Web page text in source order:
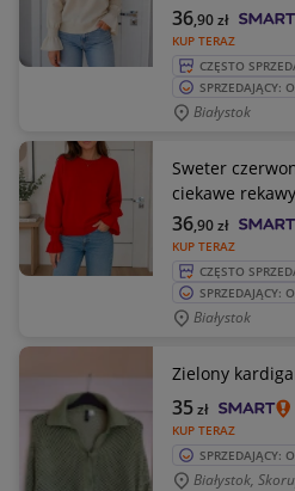
KUP TERAZ
36,90zł
CZĘSTO
SPRZEDAJĄCY:
Białystok
Sweter
ciekawe rekawy
KUP TERAZ
36,90zł
CZĘSTO
SPRZEDAJĄCY:
Białystok
Zielony
KUP TERAZ
35zł
SPRZEDAJĄCY:
Białystok,